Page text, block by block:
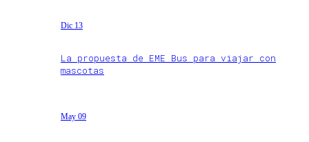
Dic 13
La propuesta de EME Bus para viajar con
mascotas
May 09